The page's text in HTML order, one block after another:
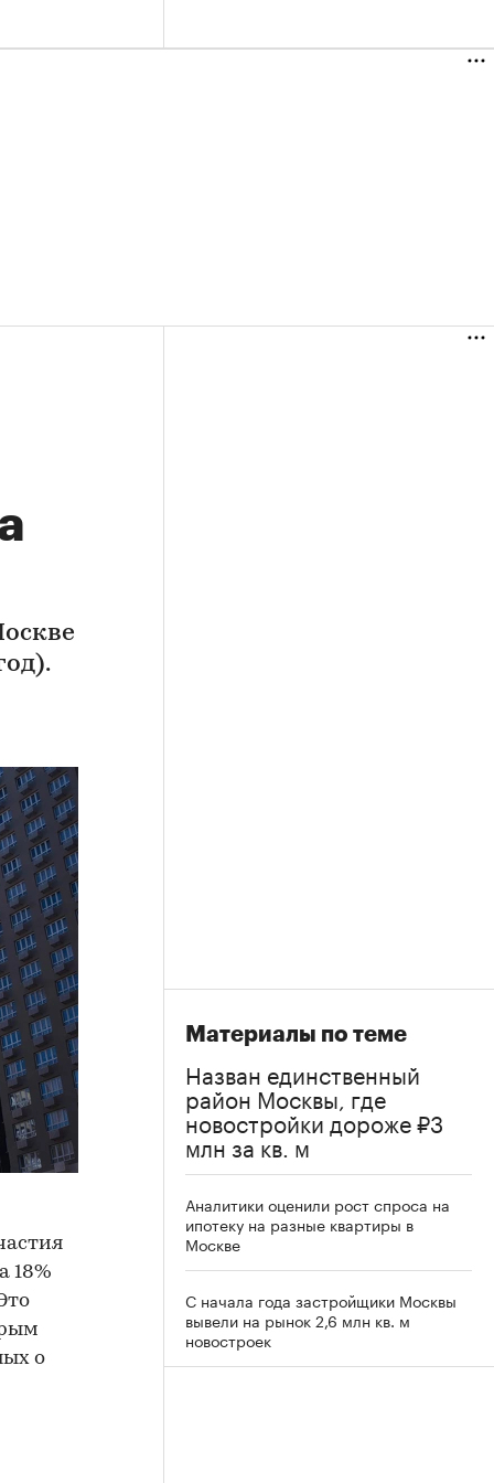
18%
о
Материалы по теме
Назван единственный
район Москвы, где
новостройки дороже ₽3
млн за кв. м
Аналитики оценили рост спроса на
ипотеку на разные квартиры в
Москве
С начала года застройщики Москвы
вывели на рынок 2,6 млн кв. м
новостроек